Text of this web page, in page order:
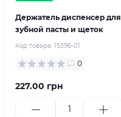
Держатель диспенсер для
зубной пасты и щеток
Код товара: 15396-01
0
227.00 грн